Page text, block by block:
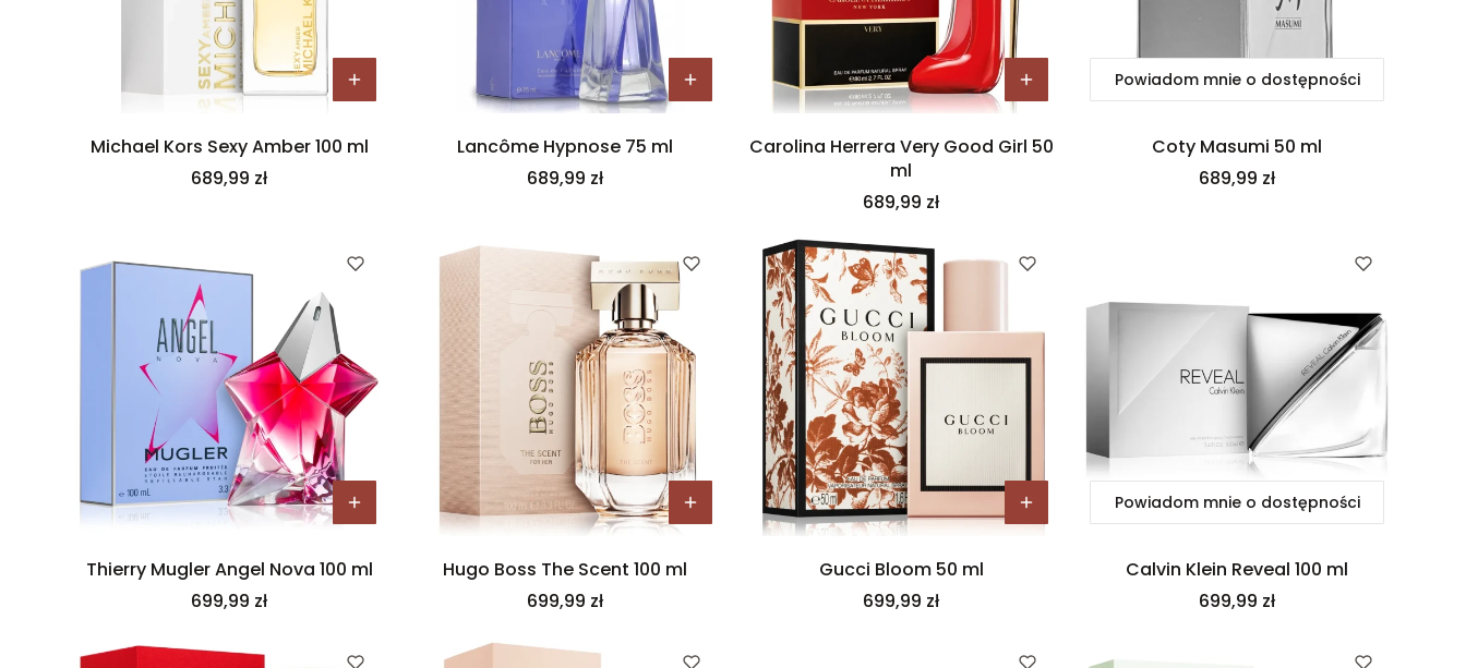
Michael Kors Sexy Amber 100 ml
Cena
689,99 zł
Lancôme Hypnose 75 ml
Cena
689,99 zł
Carolina Herrera Very Good Girl 50
ml
Cena
689,99 zł
Powiadom mnie o dostępności
Coty Masumi 50 ml
Cena
689,99 zł
Thierry Mugler Angel Nova 100 ml
Cena
699,99 zł
Hugo Boss The Scent 100 ml
Cena
699,99 zł
Gucci Bloom 50 ml
Cena
699,99 zł
Powiadom mnie o dostępności
Calvin Klein Reveal 100 ml
Cena
699,99 zł